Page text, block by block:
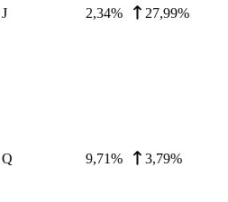
J 2,34% 27,99%
Q 9,71% 3,79%